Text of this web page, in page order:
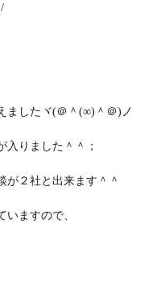
ましたヾ(＠＾(∞)＾＠)ノ
入りました＾＾；
が２社と出来ます＾＾
ますので、